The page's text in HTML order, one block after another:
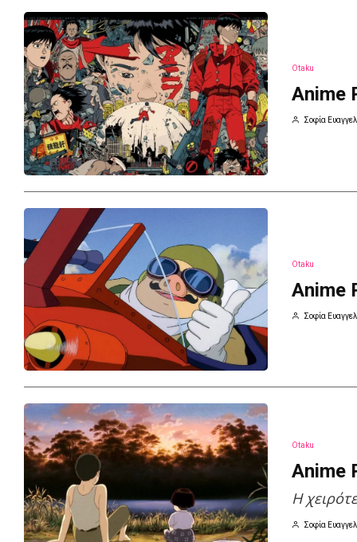
Otaku
Anime
Σοφία
Otaku
Anime
Σοφία
Otaku
Anime
H
Σοφία